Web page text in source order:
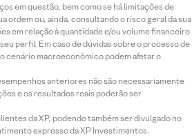
em questão, bem como se há limitações de
ordem ou, ainda, consultando o risco geral da sua
em relação à quantidade e/ou volume financeiro
perfil. Em caso de dúvidas sobre o processo de
cenário macroeconômico podem afetar o
anteriores não são necessariamente
e os resultados reais poderão ser
da XP, podendo também ser divulgado no
expresso da XP Investimentos.